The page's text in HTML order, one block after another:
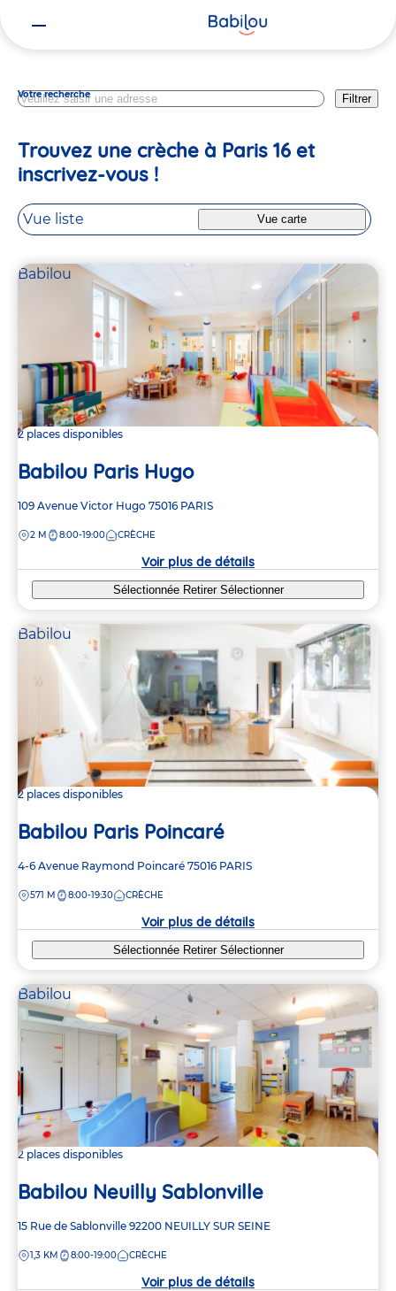
Votre recherche Filtrer
Trouvez une crèche à Paris 16 et
inscrivez-vous !
Vue liste Vue carte
Babilou
2 places disponibles
Babilou Paris Hugo
Adresse
la
109 Avenue Victor Hugo 75016 PARIS
DISTANCE
2 M 8:00-19:00 CRÈCHE
Voir plus de détails
Sélectionnée Retirer Sélectionner
Babilou
2 places disponibles
Babilou Paris Poincaré
Adresse
la
4-6 Avenue Raymond Poincaré 75016 PARIS
DISTANCE
571 M 8:00-19:30 CRÈCHE
Voir plus de détails
Sélectionnée Retirer Sélectionner
Babilou
2 places disponibles
Babilou Neuilly Sablonville
Adresse
la
15 Rue de Sablonville 92200 NEUILLY SUR SEINE
DISTANCE
1,3 KM 8:00-19:00 CRÈCHE
Voir plus de détails